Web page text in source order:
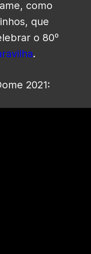
como
que
o 80º
.
2021: